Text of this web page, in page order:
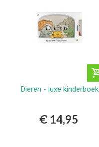
Dieren - luxe kinderboek
€ 14,95